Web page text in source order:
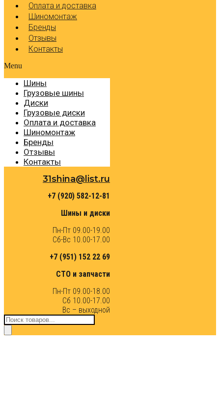
Оплата и доставка
Шиномонтаж
Бренды
Отзывы
Контакты
Menu
Шины
Грузовые шины
Диски
Грузовые диски
Оплата и доставка
Шиномонтаж
Бренды
Отзывы
Контакты
31shina@list.ru
+7 (920) 582-12-81
Шины и диски
Пн-Пт 09.00-19.00
Сб-Вс 10.00-17.00
+7 (951) 152 22 69
СТО и запчасти
Пн-Пт 09.00-18.00
Сб 10.00-17.00
Вс – выходной
Поиск
товаров